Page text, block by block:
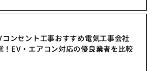
ンセント工事おすすめ電気工事会社
！EV・エアコン対応の優良業者を比較